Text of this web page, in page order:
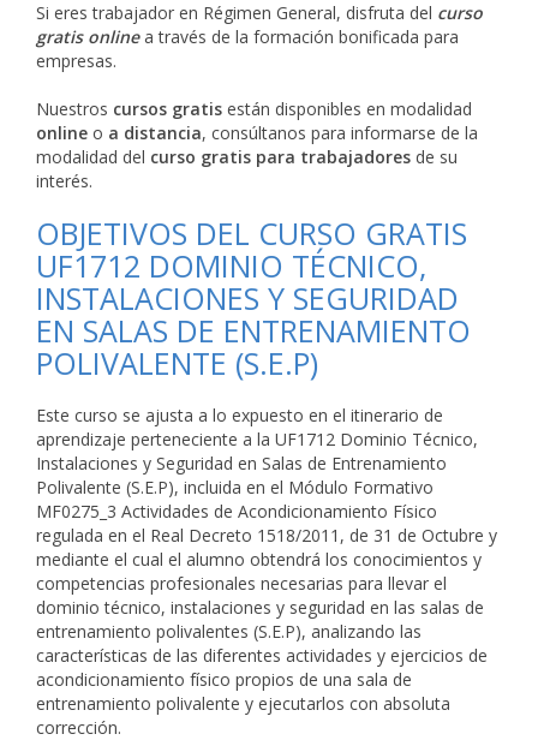
Si eres trabajador en Régimen General, disfruta del curso
gratis onlinea través de la formación bonificada para
empresas.
Nuestros cursos gratis están disponibles en modalidad
online o a distancia, consúltanos para informarse de la
modalidad del curso gratis para trabajadores de su
interés.
OBJETIVOS DEL CURSO GRATIS
UF1712 DOMINIO TÉCNICO,
INSTALACIONES Y SEGURIDAD
EN SALAS DE ENTRENAMIENTO
POLIVALENTE (S.E.P)
Este curso se ajusta a lo expuesto en el itinerario de
aprendizaje perteneciente a la UF1712 Dominio Técnico,
Instalaciones y Seguridad en Salas de Entrenamiento
Polivalente (S.E.P), incluida en el Módulo Formativo
MF0275_3 Actividades de Acondicionamiento Físico
regulada en el Real Decreto 1518/2011, de 31 de Octubre y
mediante el cual el alumno obtendrá los conocimientos y
competencias profesionales necesarias para llevar el
dominio técnico, instalaciones y seguridad en las salas de
entrenamiento polivalentes (S.E.P), analizando las
características de las diferentes actividades y ejercicios de
acondicionamiento físico propios de una sala de
entrenamiento polivalente y ejecutarlos con absoluta
corrección.